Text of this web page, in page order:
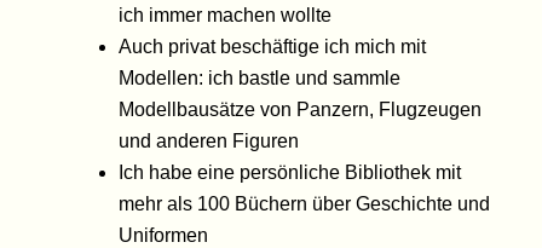
ich immer machen wollte
Auch privat beschäftige ich mich mit
Modellen: ich bastle und sammle
Modellbausätze von Panzern, Flugzeugen
und anderen Figuren
Ich habe eine persönliche Bibliothek mit
mehr als 100 Büchern über Geschichte und
Uniformen